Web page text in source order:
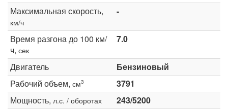
Максимальная скорость,
км/ч
-
Время разгона до 100 км/
ч, сек
7.0
Двигатель
Бензиновый
Рабочий объем, см3
3791
Мощность, л.с. / оборотах
243/5200